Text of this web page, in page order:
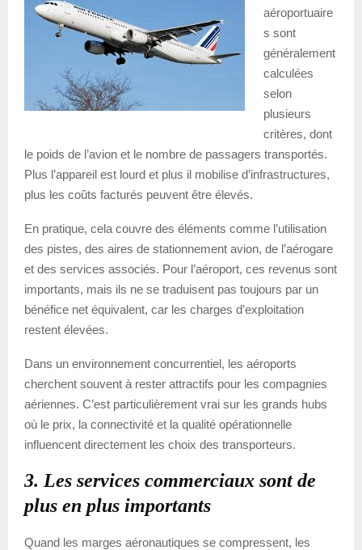
aéroportuaire
s sont
généralement
calculées
selon
plusieurs
critères, dont
le poids de l’avion et le nombre de passagers transportés.
Plus l’appareil est lourd et plus il mobilise d’infrastructures,
plus les coûts facturés peuvent être élevés.
En pratique, cela couvre des éléments comme l’utilisation
des pistes, des aires de stationnement avion, de l’aérogare
et des services associés. Pour l’aéroport, ces revenus sont
importants, mais ils ne se traduisent pas toujours par un
bénéfice net équivalent, car les charges d’exploitation
restent élevées.
Dans un environnement concurrentiel, les aéroports
cherchent souvent à rester attractifs pour les compagnies
aériennes. C’est particulièrement vrai sur les grands hubs
où le prix, la connectivité et la qualité opérationnelle
influencent directement les choix des transporteurs.
3. Les services commerciaux sont de
plus en plus importants
Quand les marges aéronautiques se compressent, les